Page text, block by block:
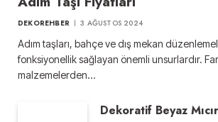
DEKOREHBER 3 AĞUSTOS 2024
Adım taşları, bahçe ve dış mekan
fonksiyonellik sağlayan önemli unsurlardır.
malzemelerden…
Dekoratif Beyaz Mıcır